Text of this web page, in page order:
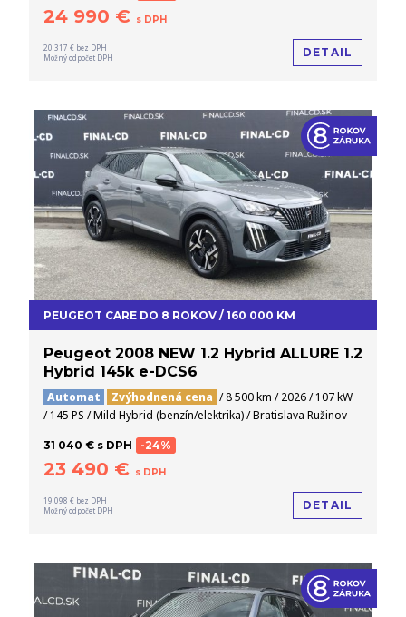
24 990 € s DPH
20 317 € bez DPH
Možný odpočet DPH
DETAIL
PEUGEOT CARE DO 8 ROKOV / 160 000 KM
Peugeot 2008 NEW 1.2 Hybrid ALLURE 1.2
Hybrid 145k e-DCS6
Automat Zvýhodnená cena / 8 500 km / 2026 / 107 kW
/ 145 PS / Mild Hybrid (benzín/elektrika) / Bratislava Ružinov
31 040 € s DPH -24%
23 490 € s DPH
19 098 € bez DPH
Možný odpočet DPH
DETAIL